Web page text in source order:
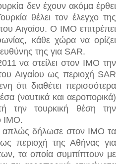
δεν έχουν ακόμα έρθει
θέλει τον έλεγχο της
Αιγαίου. Ο ΙΜΟ επιτρέπει
κάθε χώρα να ορίζει
της για SAR.
να στείλει στον ΙΜΟ την
Αιγαίου ως περιοχή SAR
ότι διαθέτει περισσότερα
(ναυτικά και αεροπορικά)
την τουρκική θέση την
ΙΜΟ.
δήλωσε στον ΙΜΟ τα
περιοχή της Αθήνας για
τα οποία συμπίπτουν με